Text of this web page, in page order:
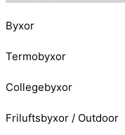
Byxor
Termobyxor
Collegebyxor
Friluftsbyxor / Outdoor